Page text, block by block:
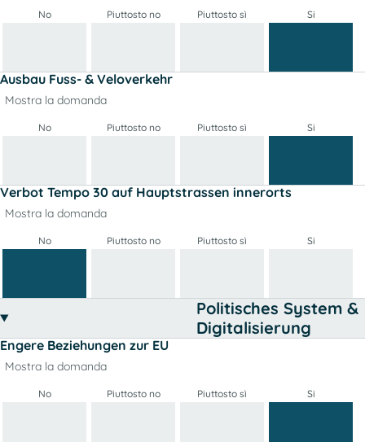
No Piuttosto no Piuttosto sì Si
Ausbau Fuss- & Veloverkehr
Mostra la domanda
No Piuttosto no Piuttosto sì Si
Verbot Tempo 30 auf Hauptstrassen innerorts
Mostra la domanda
No Piuttosto no Piuttosto sì Si
Politisches System &
Digitalisierung
Engere Beziehungen zur EU
Mostra la domanda
No Piuttosto no Piuttosto sì Si